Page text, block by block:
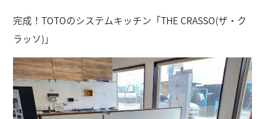
完成！TOTOのシステムキッチン「THE CRASSO(ザ・ク
ラッソ)」